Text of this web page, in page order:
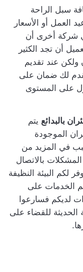
سبل الراحة
العمل أو الأسعار
شركة أخرى أن
أن تجد الكثير
عند تقديم
نقدم لك ضمان على
على المستوى
بالبدائع يتم
الموجودة
في المزيد من
بالاتصال
لكم البيئة النظيفة
الخدمات على
لديكم فسارعوا
الحديثة للقضاء على